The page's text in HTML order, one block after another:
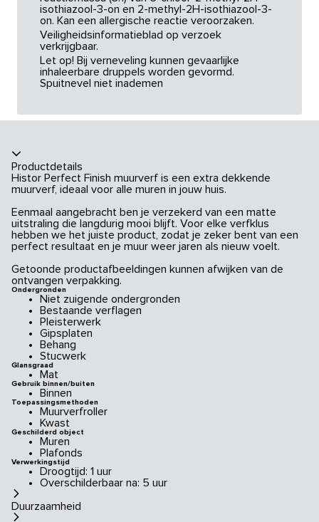
isothiazool-3-on en 2-methyl-2H-isothiazool-3-
on. Kan een allergische reactie veroorzaken.
Veiligheidsinformatieblad op verzoek
verkrijgbaar.
Let op! Bij verneveling kunnen gevaarlijke
inhaleerbare druppels worden gevormd.
Spuitnevel niet inademen
Productdetails
Histor Perfect Finish muurverf is een extra dekkende
muurverf, ideaal voor alle muren in jouw huis.
Eenmaal aangebracht ben je verzekerd van een matte
uitstraling die langdurig mooi blijft. Voor elke verfklus
hebben we het juiste product, zodat je zeker bent van een
perfect resultaat en je muur weer jaren als nieuw voelt.
Getoonde productafbeeldingen kunnen afwijken van de
ontvangen verpakking.
Ondergronden
Niet zuigende ondergronden
Bestaande verflagen
Pleisterwerk
Gipsplaten
Behang
Stucwerk
Glansgraad
Mat
Gebruik binnen/buiten
Binnen
Toepassingsmethoden
Muurverfroller
Kwast
Geschilderd object
Muren
Plafonds
Verwerkingstijd
Droogtijd: 1 uur
Overschilderbaar na: 5 uur
Duurzaamheid